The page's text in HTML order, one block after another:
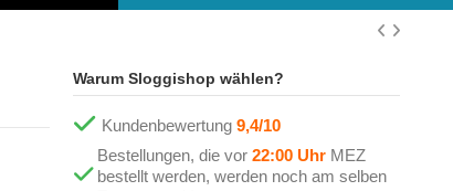
Warum Sloggishop wählen?
Kundenbewertung 9,4/10
Bestellungen, die vor 22:00 UhrMEZ
bestellt werden, werden noch am selben